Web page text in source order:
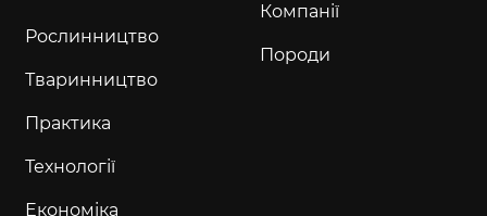
Рослинництво
Тваринництво
Практика
Технології
Економіка
Компанії
Породи